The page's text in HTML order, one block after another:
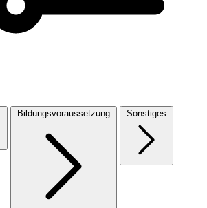
Bildungsvoraussetzung Sonstiges